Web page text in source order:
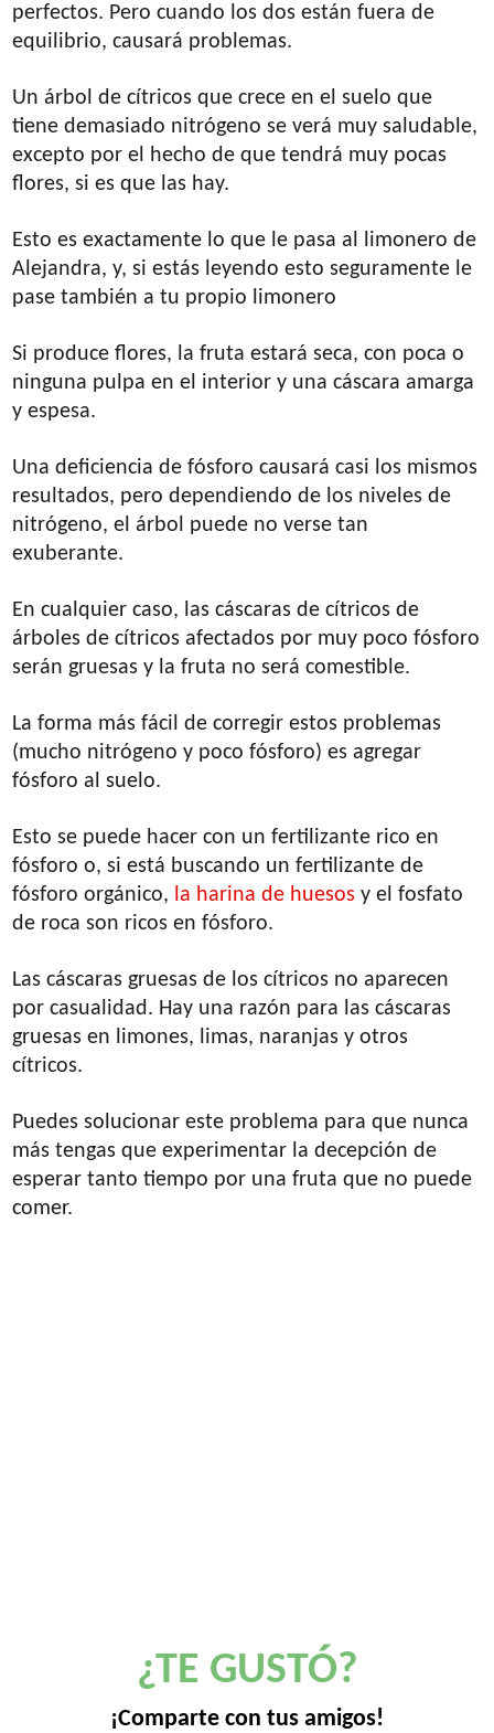
perfectos. Pero cuando los dos están fuera de
equilibrio, causará problemas.
Un árbol de cítricos que crece en el suelo que
tiene demasiado nitrógeno se verá muy saludable,
excepto por el hecho de que tendrá muy pocas
flores, si es que las hay.
Esto es exactamente lo que le pasa al limonero de
Alejandra, y, si estás leyendo esto seguramente le
pase también a tu propio limonero
Si produce flores, la fruta estará seca, con poca o
ninguna pulpa en el interior y una cáscara amarga
y espesa.
Una deficiencia de fósforo causará casi los mismos
resultados, pero dependiendo de los niveles de
nitrógeno, el árbol puede no verse tan
exuberante.
En cualquier caso, las cáscaras de cítricos de
árboles de cítricos afectados por muy poco fósforo
serán gruesas y la fruta no será comestible.
La forma más fácil de corregir estos problemas
(mucho nitrógeno y poco fósforo) es agregar
fósforo al suelo.
Esto se puede hacer con un fertilizante rico en
fósforo o, si está buscando un fertilizante de
fósforo orgánico, la harina de huesos y el fosfato
de roca son ricos en fósforo.
Las cáscaras gruesas de los cítricos no aparecen
por casualidad. Hay una razón para las cáscaras
gruesas en limones, limas, naranjas y otros
cítricos.
Puedes solucionar este problema para que nunca
más tengas que experimentar la decepción de
esperar tanto tiempo por una fruta que no puede
comer.
¿TE GUSTÓ?
¡Comparte con tus amigos!